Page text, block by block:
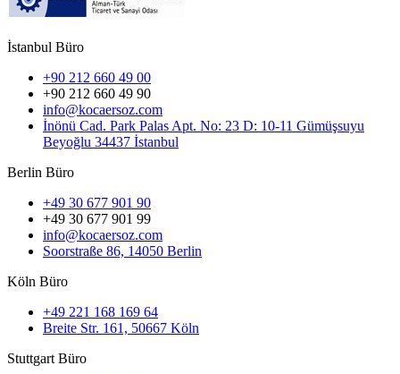
İstanbul Büro
+90 212 660 49 00
+90 212 660 49 90
info@kocaersoz.com
İnönü Cad. Park Palas Apt. No: 23 D: 10-11 Gümüşsuyu
Beyoğlu 34437 İstanbul
Berlin Büro
+49 30 677 901 90
+49 30 677 901 99
info@kocaersoz.com
Soorstraße 86, 14050 Berlin
Köln Büro
+49 221 168 169 64
Breite Str. 161, 50667 Köln
Stuttgart Büro